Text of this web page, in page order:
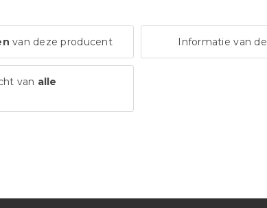
van deze producent Informatie van de
van alle